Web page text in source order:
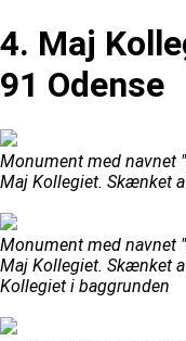
4. Maj
91 Odense
Monument med navnet
Maj Kollegiet. Skænket
Monument med navnet
Maj Kollegiet. Skænket
Kollegiet i baggrunden